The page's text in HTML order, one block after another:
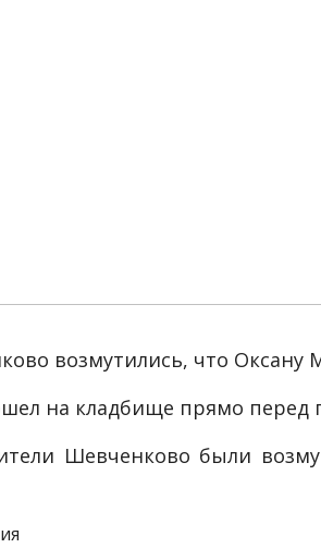
возмутились, что
на кладбище прямо перед
Шевченково были